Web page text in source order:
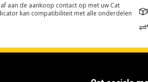
aan de aankoop contact op met uw Cat
kan compatibiliteit met alle onderdelen